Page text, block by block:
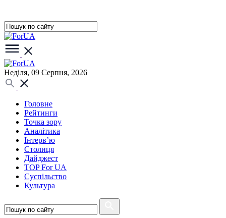
Неділя, 09 Серпня, 2026
Головне
Рейтинги
Точка зору
Аналітика
Інтерв’ю
Столиця
Дайджест
TOP For UA
Суспiльство
Культура